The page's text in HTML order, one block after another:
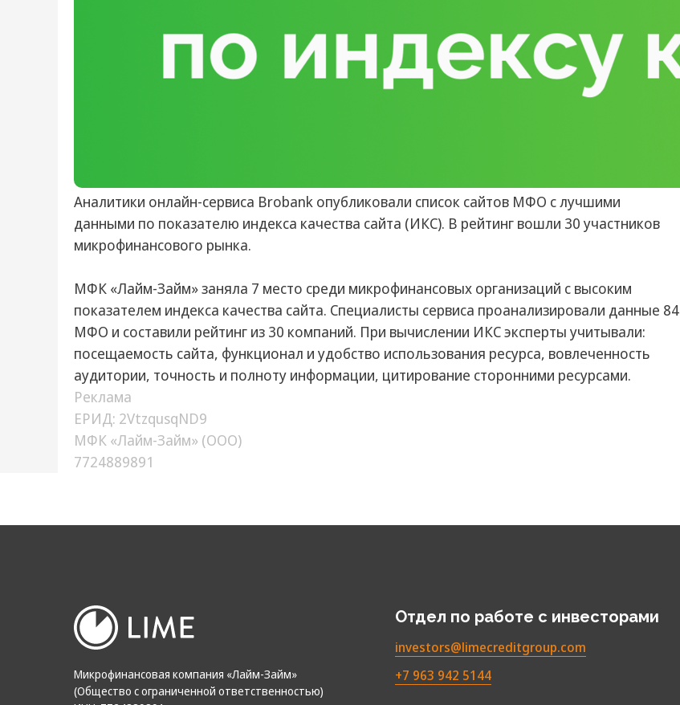
Аналитики онлайн-сервиса Brobank опубликовали список сайтов МФО с лучшими
данными по показателю индекса качества сайта (ИКС). В рейтинг вошли 30 участников
микрофинансового рынка.
МФК «Лайм-Займ» заняла 7 место среди микрофинансовых организаций с высоким
показателем индекса качества сайта. Специалисты сервиса проанализировали данные 84
МФО и составили рейтинг из 30 компаний. При вычислении ИКС эксперты учитывали:
посещаемость сайта, функционал и удобство использования ресурса, вовлеченность
аудитории, точность и полноту информации, цитирование сторонними ресурсами.
Реклама
ЕРИД: 2VtzqusqND9
МФК «Лайм-Займ» (ООО)
7724889891
Отдел по работе с инвесторами
+7 963 942 5144
investors@limecreditgroup.com
Микрофинансовая компания «Лайм-Займ»
(Общество с ограниченной ответственностью)